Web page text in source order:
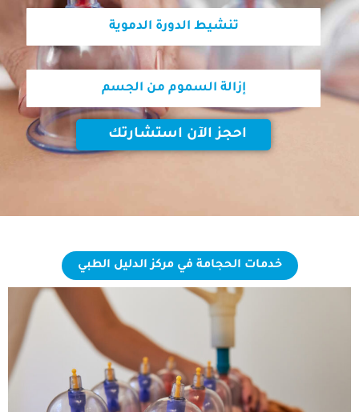
تنشيط الدورة الدموية
إزالة السموم من الجسم
احجز الآن استشارتك
خدمات الحجامة في مركز الدليل الطبي